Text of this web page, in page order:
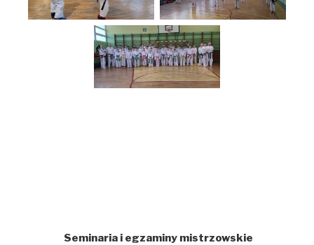
Seminaria i egzaminy mistrzowskie